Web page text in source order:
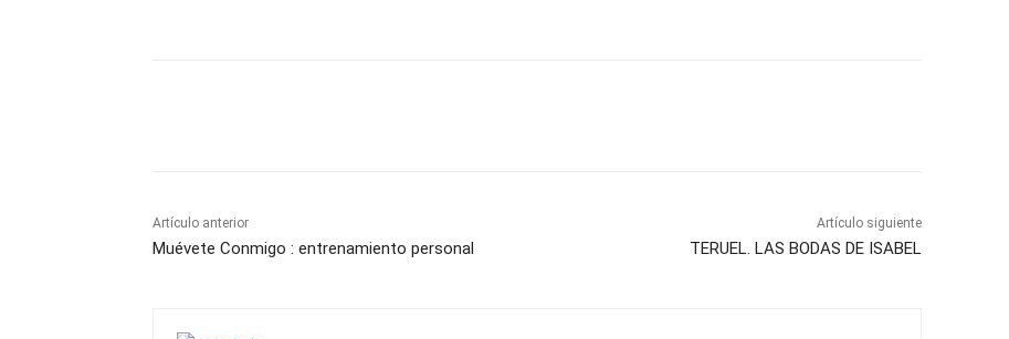
Artículo anterior
Muévete Conmigo : entrenamiento personal
Artículo siguiente
TERUEL. LAS BODAS DE ISABEL